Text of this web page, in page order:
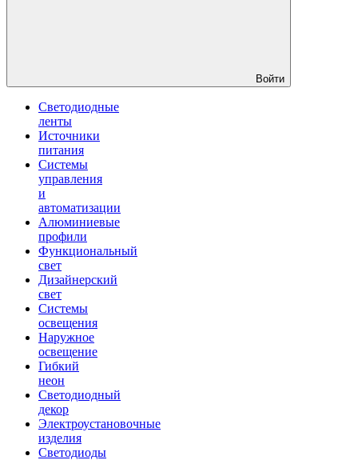
Войти
Светодиодные
ленты
Источники
питания
Системы
управления
и
автоматизации
Алюминиевые
профили
Функциональный
свет
Дизайнерский
свет
Системы
освещения
Наружное
освещение
Гибкий
неон
Светодиодный
декор
Электроустановочные
изделия
Светодиоды